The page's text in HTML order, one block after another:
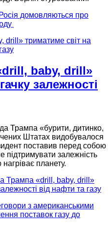
домовляються про
baby, drill»
залежності
Трампа «бурити, дитинко,
Штатах видобувалося
поставив перед собою
залежність
планету.
Трампа «drill, baby, drill»
від нафти та газу